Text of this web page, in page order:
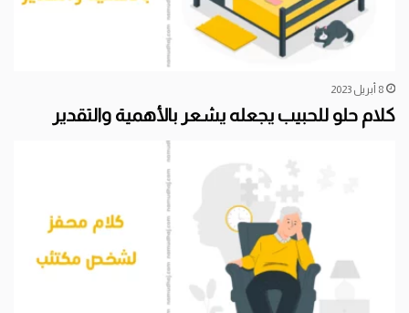
8 أبريل 2023
كلام حلو للحبيب يجعله يشعر بالأهمية والتقدير